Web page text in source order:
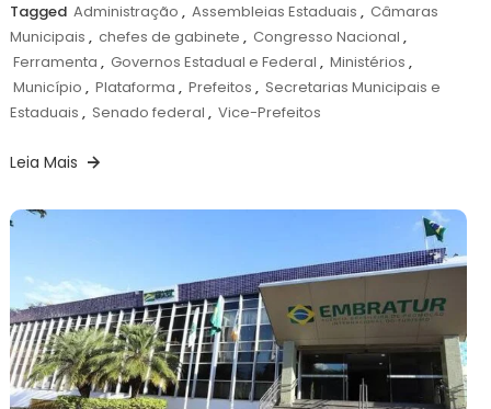
Tagged Administração , Assembleias Estaduais , Câmaras
Municipais , chefes de gabinete , Congresso Nacional ,
Ferramenta , Governos Estadual e Federal , Ministérios ,
Município , Plataforma , Prefeitos , Secretarias Municipais e
Estaduais , Senado federal , Vice-Prefeitos
Leia Mais